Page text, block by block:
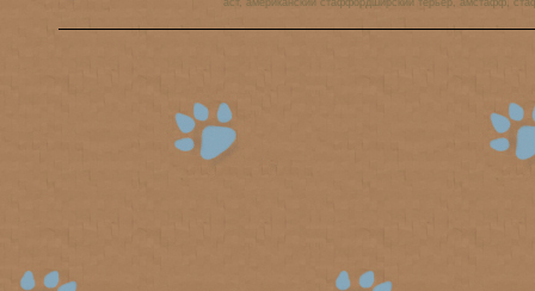
аст, американский стаффордширский терьер, амстафф,